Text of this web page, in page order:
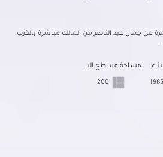
55 متر اول نمرة من جمال عبد الناصر من المالك مباشرة بالقرب
مساحة مسطح البناء